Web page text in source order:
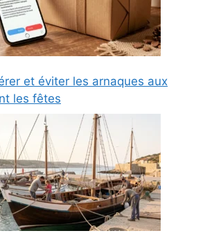
et éviter les arnaques aux
les fêtes